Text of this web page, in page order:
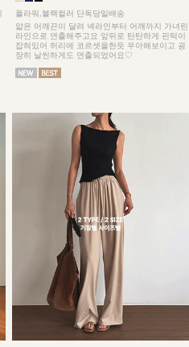
플라워,블랙컬러 단독당일배송
얇은 어깨끈이 달려 넥라인부터 어깨까지 가녀린
라인으로 연출해주고요 앞뒤로 탄탄하게 핀턱이
잡혀있어 허리에 코르셋을한듯 우아해보이고 굉
장히 날씬하게도 연출되었어요♡